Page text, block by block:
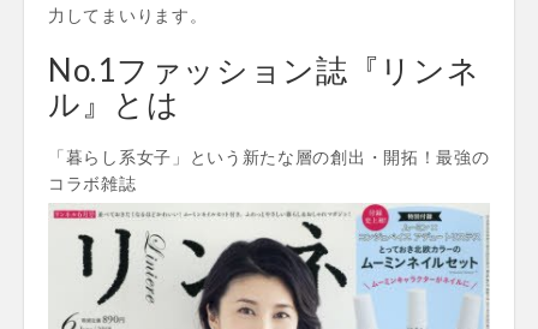
力してまいります。
No.1ファッション誌『リンネ
ル』とは
「暮らし系女子」という新たな層の創出・開拓！最強の
コラボ雑誌